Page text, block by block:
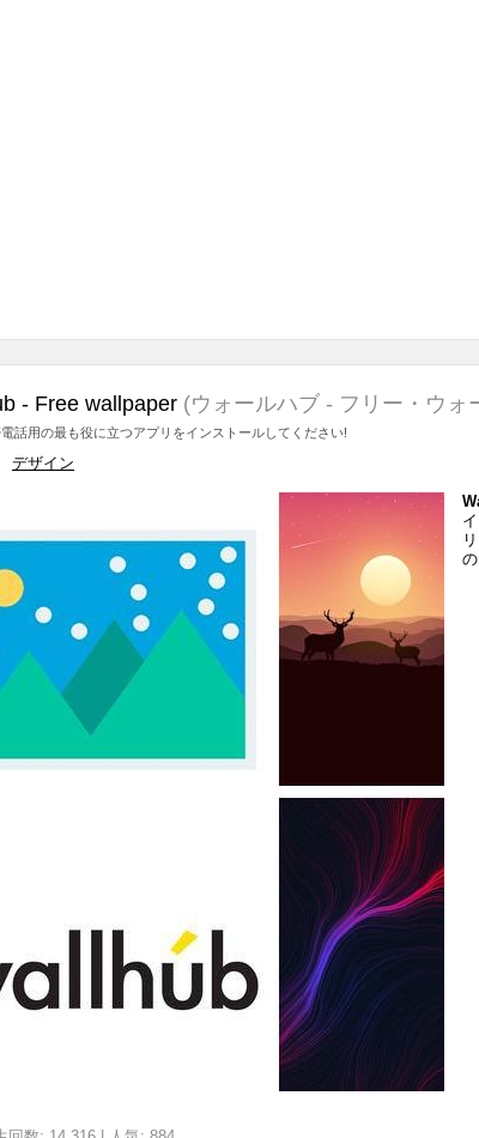
- Free wallpaper (ウォールハブ - フリー・ウォ
話用の最も役に立つアプリをインストールしてください!
デザイン